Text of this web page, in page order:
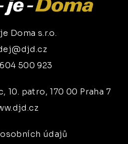
Doma s.r.o.
500 923
10. patro, 170 00 Praha 7
údajů